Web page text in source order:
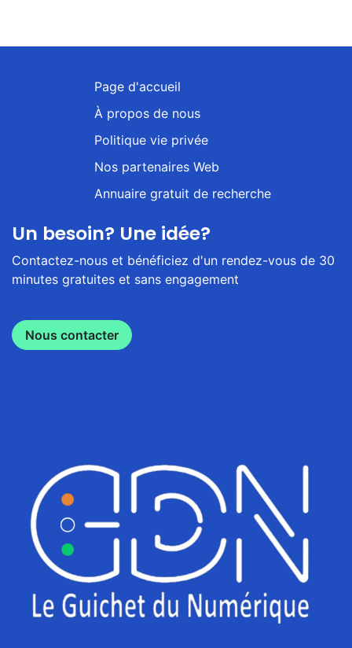
Page d'accueil
À propos de nous
Politique vie privée
Nos partenaires Web
Annuaire gratuit de recherche
Un besoin? Une idée?
Contactez-nous et bénéficiez d'un rendez-vous de 30
minutes gratuites et sans engagement
Nous contacter